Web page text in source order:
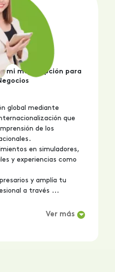
mi mejor opción para
global mediante
que
de los
en simuladores,
y experiencias como
y amplía tu
a través ...
Ver más